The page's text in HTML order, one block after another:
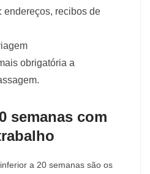
endereços, recibos de
obrigatória a
semanas com
a 20 semanas são os